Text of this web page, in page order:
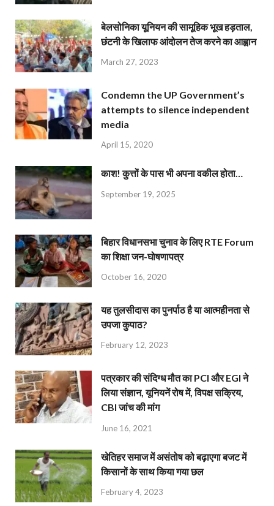
बेलसोनिका यूनियन की सामूहिक भूख हड़ताल,
छंटनी के खिलाफ आंदोलन तेज करने का आह्वान
March 27, 2023
Condemn the UP Government’s
attempts to silence independent
media
April 15, 2020
काश! कुत्तों के पास भी अपना वकील होता…
September 19, 2025
बिहार विधानसभा चुनाव के लिए RTE Forum
का शिक्षा जन-घोषणापत्र
October 16, 2020
यह तुलसीदास का पुनर्पाठ है या आत्महीनता से
उपजा कुपाठ?
February 12, 2023
पत्रकार की संदिग्ध मौत का PCI और EGI ने
लिया संज्ञान, यूनियनें रोष में, विपक्ष सक्रिय,
CBI जांच की मांग
June 16, 2021
खेतिहर समाज में असंतोष को बढ़ाएगा बजट में
किसानों के साथ किया गया छल
February 4, 2023